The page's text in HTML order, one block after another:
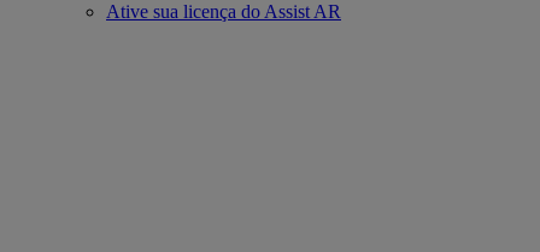
Ative sua licença do Assist AR